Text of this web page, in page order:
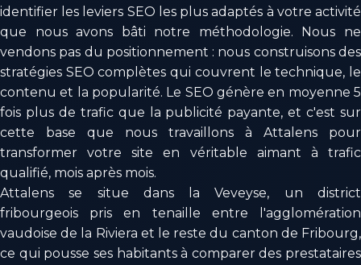
identifier les leviers SEO les plus adaptés à votre activité
que nous avons bâti notre méthodologie. Nous ne
vendons pas du positionnement : nous construisons des
stratégies SEO complètes qui couvrent le technique, le
contenu et la popularité. Le SEO génère en moyenne 5
fois plus de trafic que la publicité payante, et c'est sur
cette base que nous travaillons à Attalens pour
transformer votre site en véritable aimant à trafic
qualifié, mois après mois.
Attalens se situe dans la Veveyse, un district
fribourgeois pris en tenaille entre l'agglomération
vaudoise de la Riviera et le reste du canton de Fribourg,
ce qui pousse ses habitants à comparer des prestataires